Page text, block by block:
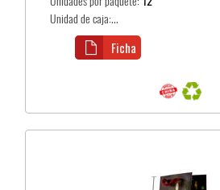
Unidad de caja:...
Ficha